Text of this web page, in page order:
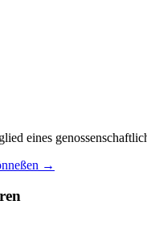
eines
→